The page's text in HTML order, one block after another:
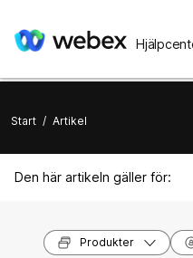
Start / Artikel
Den här artikeln gäller för:
Produkter